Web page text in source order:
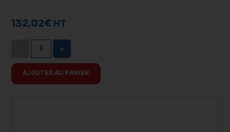
132,02€ HT
+
AJOUTER AU PANIER